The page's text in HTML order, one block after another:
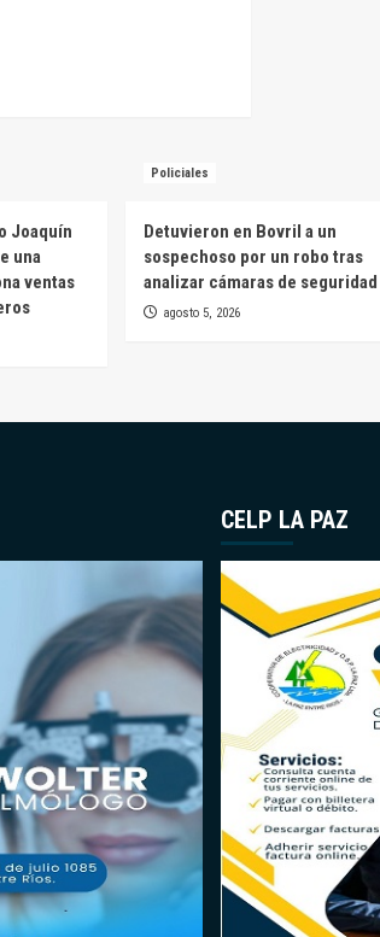
Joaquín
una
ventas
Policiales
Detuvieron en Bovril a un
sospechoso por un robo tras
analizar cámaras de seguridad
agosto 5, 2026
CELP LA PAZ